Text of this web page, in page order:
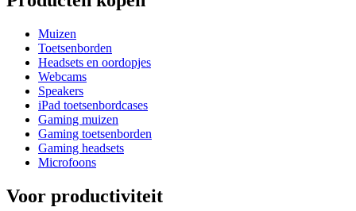
Muizen
Toetsenborden
Headsets en oordopjes
Webcams
Speakers
iPad toetsenbordcases
Gaming muizen
Gaming toetsenborden
Gaming headsets
Microfoons
Voor productiviteit